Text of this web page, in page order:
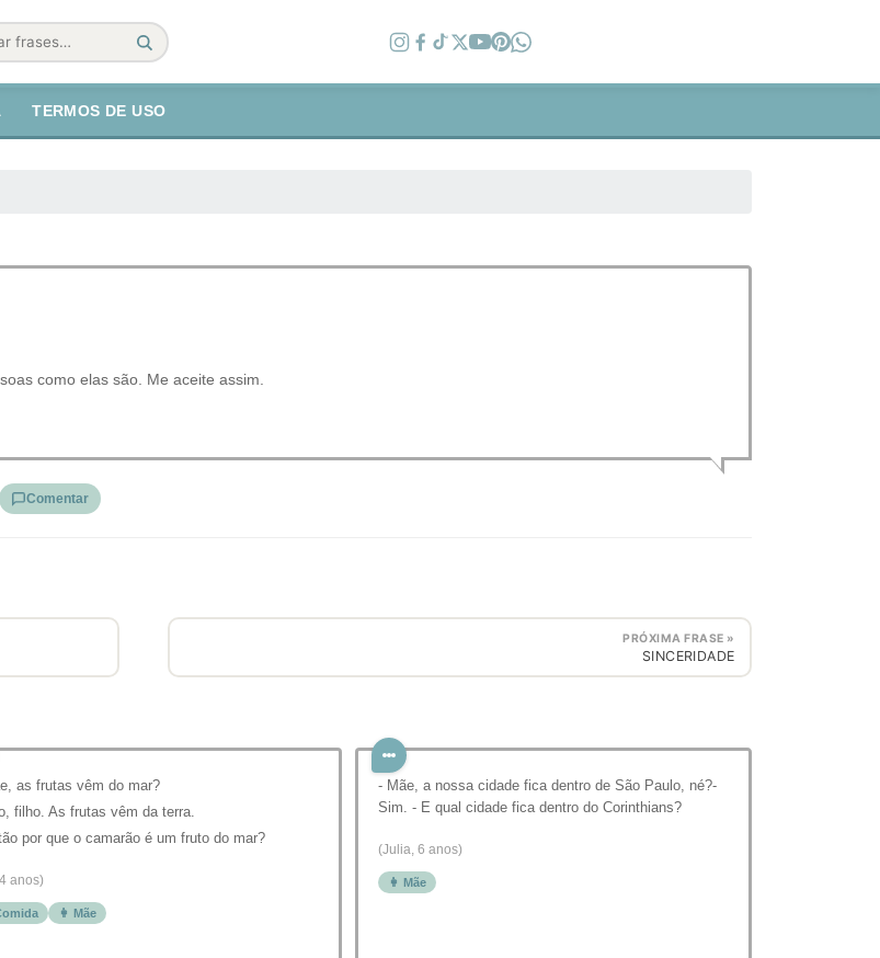
TERMOS DE USO
como elas são. Me aceite assim.
Comentar
PRÓXIMA FRASE »
SINCERIDADE
as frutas vêm do mar?
filho. As frutas vêm da terra.
por que o camarão é um fruto do mar?
anos)
👩 Mãe
- Mãe, a nossa cidade fica dentro de São Paulo, né?-
Sim. - E qual cidade fica dentro do Corinthians?
(Julia, 6 anos)
👩 Mãe